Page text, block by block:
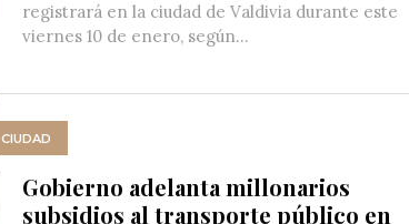
registrará en la ciudad de Valdivia durante este
viernes 10 de enero, según...
CIUDAD
Gobierno adelanta millonarios
subsidios al transporte público en